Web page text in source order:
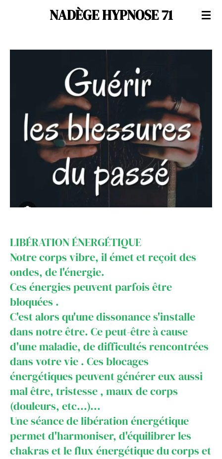
principal
NADÈGE HYPNOSE 71
LIBÉRATION ÉNERGÉTIQUE
Notre corps vibre, il émet et reçoit des
ondes, de l'énergie.
Ces énergies peuvent parfois être
bloquées .
C'est alors qu'une dissonance s'installe
dans notre être. Ce peut-être à cause
d'une maladie, de difficultés rencontrées
dans votre vie . Ces blocages
énergétiques peuvent générer eux aussi
mal être, tristesse , maux de corps
(douleurs, etc...)...
Une séance de libération énergétique
permet d'harmoniser, d'équilibrer les
chakras et le flux énergétique du corps et